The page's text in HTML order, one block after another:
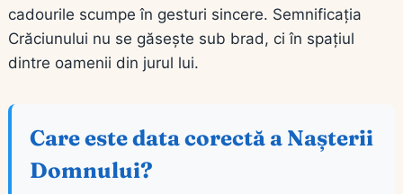
cadourile scumpe în gesturi sincere. Semnificația
Crăciunului nu se găsește sub brad, ci în spațiul
dintre oamenii din jurul lui.
Care este data corectă a Nașterii
Domnului?